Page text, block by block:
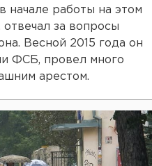
начале работы на этом
за вопросы
Весной 2015 года он
ФСБ, провел много
арестом.